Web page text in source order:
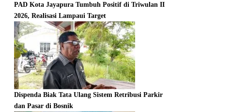
PAD Kota Jayapura Tumbuh Positif di Triwulan II
2026, Realisasi Lampaui Target
Dispenda Biak Tata Ulang Sistem Retribusi Parkir
dan Pasar di Bosnik